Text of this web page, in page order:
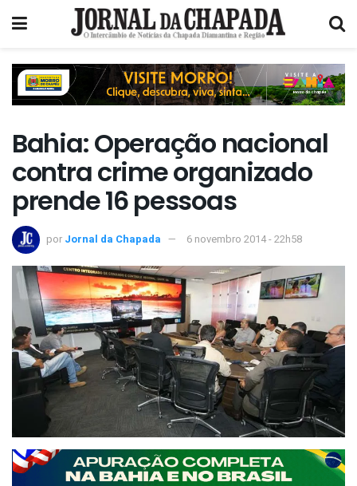
Bahia: Operação nacional
contra crime organizado
prende 16 pessoas
por Jornal da Chapada 6 novembro 2014 - 22h58